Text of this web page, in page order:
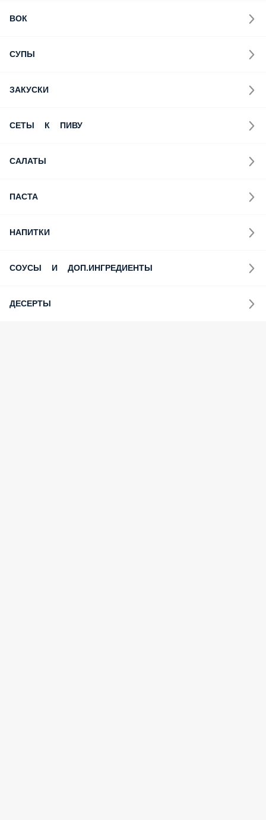
ВОК
СУПЫ
ЗАКУСКИ
СЕТЫ К ПИВУ
САЛАТЫ
ПАСТА
НАПИТКИ
СОУСЫ И ДОП.ИНГРЕДИЕНТЫ
ДЕСЕРТЫ